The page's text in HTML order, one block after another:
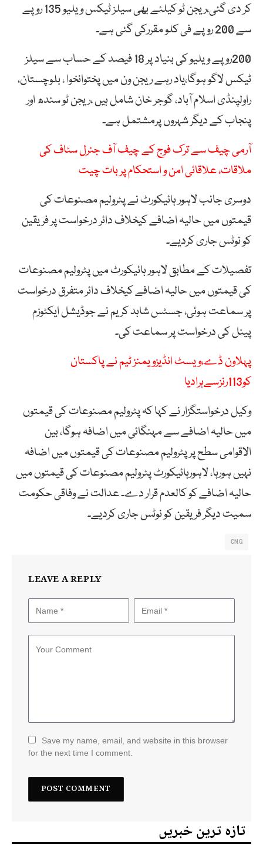
کر دی گئی،ریجن ٹو کیلئے بھی سیلز ٹیکس ویلیو 135 روپے
سے 200 روپے فی کلو مقررکی گئی ہے۔
200روپے ویلیو کی بنیاد پر 18 فیصد کے حساب سے سیلز
ٹیکس لاگو ہوگا،یاد رہے ریجن ون میں پختوانخوا ، بلوچستان،
راولپنڈی اسلام آباد، گوجر خان شامل ہیں ،ریجن ٹو سندھ اور
پنجاب کے دیگر شہروں پرمشتمل ہے۔
آرمی چیف سے ترک فوج کے چیف آف جنرل سٹاف کی
ملاقات، علاقائی امن و استحکام پر بات چیت
دوسری جانب لاہور ہائیکورٹ نے پٹرولیم مصنوعات کی
قیمتوں میں حالیہ اضافے کیخلاف دائر درخواست پر فریقین
کو نوٹس جاری کردیے۔
تفصیلات کے مطابق لاہور ہائیکورٹ میں پٹرولیم مصنوعات
کی قیمتوں میں حالیہ اضافے کیخلاف دائر متفرق درخواست
پر سماعت ہوئی، جسٹس شاہد کریم نے جوڈیشل ایکٹوزم
پینل کی درخواست پر سماعت کی۔
پہلاون ڈے،ویسٹ انڈیزویمنز ٹیم نے پاکستان
کو113رنزسےہرادیا
وکیل درخواستگزار نے کہا کہ پٹرولیم مصنوعات کی قیمتوں
میں حالیہ اضافے سے مہنگائی میں اضافہ ہوگا، بین
الاقوامی سطح پرپٹرولیم مصنوعات کی قیمتوں میں اضافہ
نہیں ہورہا، لاہورہائیکورٹ پٹرولیم مصنوعات کی قیمتوں میں
حالیہ اضافے کو کالعدم قرار دے۔ عدالت نے وفاقی حکومت
سمیت دیگر فریقین کو نوٹس جاری کردیے۔
CNG
LEAVE A REPLY
Save my name, email, and website in this browser
for the next time I comment.
تازہ ترین خبریں